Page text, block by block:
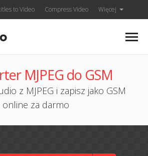
to Video Compress Video Więcej
MJPEG do GSM
z MJPEG i zapisz jako GSM
online za darmo